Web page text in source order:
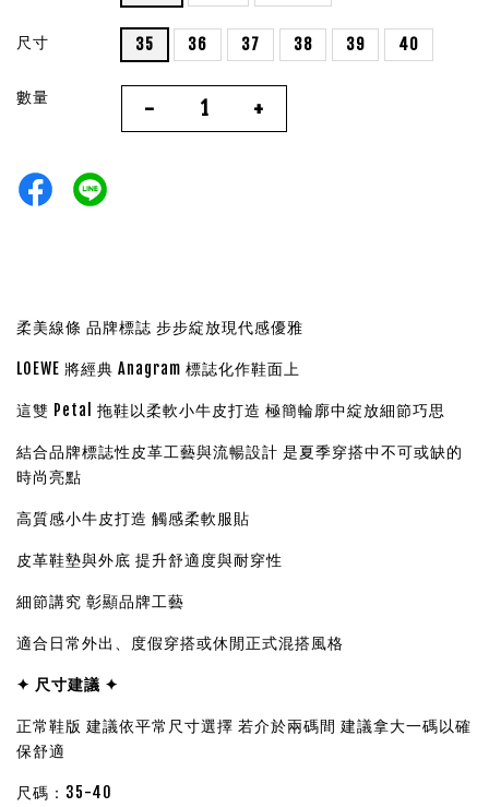
尺寸 35 36 37 38 39 40
數量 - +
柔美線條 品牌標誌 步步綻放現代感優雅
LOEWE 將經典 Anagram 標誌化作鞋面上
這雙 Petal 拖鞋以柔軟小牛皮打造 極簡輪廓中綻放細節巧思
結合品牌標誌性皮革工藝與流暢設計 是夏季穿搭中不可或缺的
時尚亮點
高質感小牛皮打造 觸感柔軟服貼
皮革鞋墊與外底 提升舒適度與耐穿性
細節講究 彰顯品牌工藝
適合日常外出、度假穿搭或休閒正式混搭風格
✦ 尺寸建議 ✦
正常鞋版 建議依平常尺寸選擇 若介於兩碼間 建議拿大一碼以確
保舒適
尺碼：35-40